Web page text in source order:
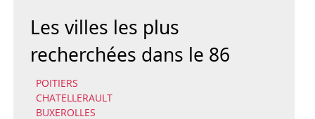
Les villes les plus
recherchées dans le 86
POITIERS
CHATELLERAULT
BUXEROLLES